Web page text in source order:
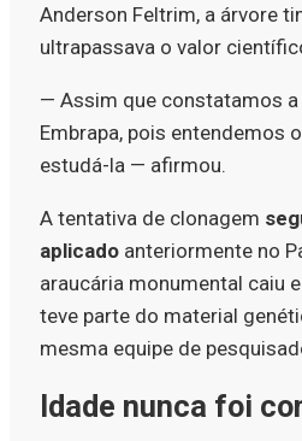
Anderson Feltrim, a árvore
ultrapassava o valor
— Assim que constatamos a
Embrapa, pois entendemos
estudá-la — afirmou.
A tentativa de clonagem
aplicado anteriormente no
araucária monumental caiu
teve parte do material
mesma equipe de
Idade nunca foi